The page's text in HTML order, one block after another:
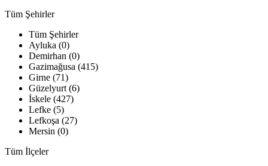
Tüm Şehirler
Tüm Şehirler
Ayluka (0)
Demirhan (0)
Gazimağusa (415)
Girne (71)
Güzelyurt (6)
İskele (427)
Lefke (5)
Lefkoşa (27)
Mersin (0)
Tüm İlçeler